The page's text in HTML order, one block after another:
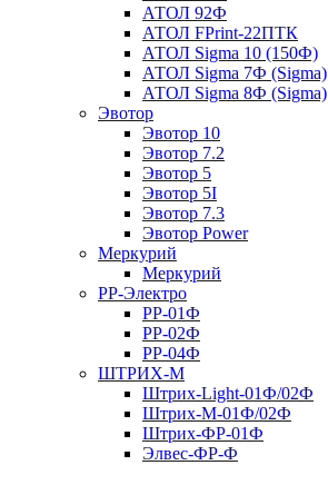
АТОЛ 92Ф
АТОЛ FPrint-22ПТК
АТОЛ Sigma 10 (150Ф)
АТОЛ Sigma 7Ф (Sigma)
АТОЛ Sigma 8Ф (Sigma)
Эвотор
Эвотор 10
Эвотор 7.2
Эвотор 5
Эвотор 5I
Эвотор 7.3
Эвотор Power
Меркурий
Меркурий
РР-Электро
РР-01Ф
РР-02Ф
РР-04Ф
ШТРИХ-М
Штрих-Light-01Ф/02Ф
Штрих-М-01Ф/02Ф
Штрих-ФР-01Ф
Элвес-ФР-Ф